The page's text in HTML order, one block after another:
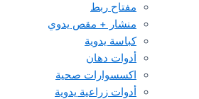
مفتاح ربط
منشار + مقص يدوي
كباسة يدوية
أدوات دهان
اكسسوارات صحية
أدوات زراعية يدوية